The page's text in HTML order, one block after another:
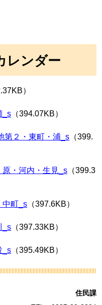
レンダー
）
_s （394.07KB）
第２・東町・浦_s （399.
・河内・生見_s （399.3
町_s （397.6KB）
_s （397.33KB）
_s （395.49KB）
住民課